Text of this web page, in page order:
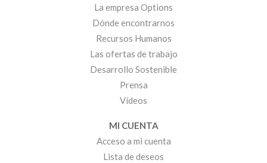
La empresa Options
Dónde encontrarnos
Recursos Humanos
Las ofertas de trabajo
Desarrollo Sostenible
Prensa
Vídeos
MI CUENTA
Acceso a mi cuenta
Lista de deseos